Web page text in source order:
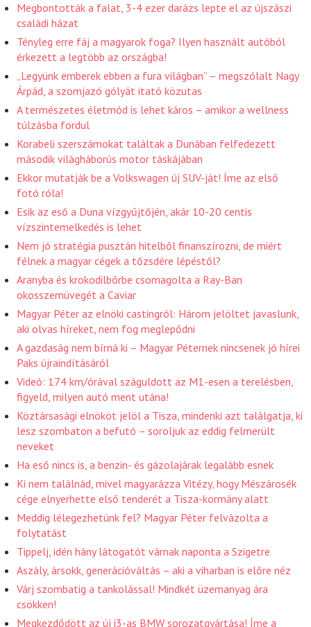
Megbontották a falat, 3-4 ezer darázs lepte el az újszászi
családi házat
Tényleg erre fáj a magyarok foga? Ilyen használt autóból
érkezett a legtöbb az országba!
„Legyünk emberek ebben a fura világban” – megszólalt Nagy
Árpád, a szomjazó gólyát itató közutas
A természetes életmód is lehet káros – amikor a wellness
túlzásba fordul
Korabeli szerszámokat találtak a Dunában felfedezett
második világháborús motor táskájában
Ekkor mutatják be a Volkswagen új SUV-ját! Íme az első
fotó róla!
Esik az eső a Duna vízgyűjtőjén, akár 10-20 centis
vízszintemelkedés is lehet
Nem jó stratégia pusztán hitelből finanszírozni, de miért
félnek a magyar cégek a tőzsdére lépéstől?
Aranyba és krokodilbőrbe csomagolta a Ray-Ban
okosszemüvegét a Caviar
Magyar Péter az elnöki castingról: Három jelöltet javaslunk,
aki olvas híreket, nem fog meglepődni
A gazdaság nem bírná ki – Magyar Péternek nincsenek jó hírei
Paks újraindításáról
Videó: 174 km/órával száguldott az M1-esen a terelésben,
figyeld, milyen autó ment utána!
Köztársasági elnököt jelöl a Tisza, mindenki azt találgatja, ki
lesz szombaton a befutó – soroljuk az eddig felmerült
neveket
Ha eső nincs is, a benzin- és gázolajárak legalább esnek
Ki nem találnád, mivel magyarázza Vitézy, hogy Mészárosék
cége elnyerhette első tenderét a Tisza-kormány alatt
Meddig lélegezhetünk fel? Magyar Péter felvázolta a
folytatást
Tippelj, idén hány látogatót várnak naponta a Szigetre
Aszály, ársokk, generációváltás – aki a viharban is előre néz
Várj szombatig a tankolással! Mindkét üzemanyag ára
csökken!
Megkezdődött az új i3-as BMW sorozatgyártása! Íme a